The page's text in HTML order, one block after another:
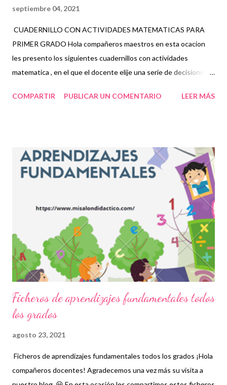
septiembre 04, 2021
CUADERNILLO CON ACTIVIDADES MATEMATICAS PARA
PRIMER GRADO Hola compañeros maestros en esta ocacion
les presento los siguientes cuadernillos con actividades
matematica , en el que el docente elije una serie de decisiones
desarrollándolo en actividades concretas y específicas, de esta
observar. además se tienen en cuenta los objetivos, las
características de los alumnos y los contenidos que ya se hayan
visto en clases anteriores. base a esto, en el transcurso del
proceso se describen, de forma clara y específica, todas las
actividades que se verán a lo largo del ciclo escolar o cierto
periodo a trabajar, además de indicamos con qué estrategias se
van a seguir para lograr los objetivos y la de que manera se
evaluará el progreso. con estas planeaciones...
COMPARTIR PUBLICAR UN COMENTARIO LEER MÁS
Ficheros de aprendizajes fundamentales todos
los grados
agosto 23, 2021
Ficheros de aprendizajes fundamentales todos los grados ¡Hola
compañeros docentes! Agradecemos una vez más su visita a